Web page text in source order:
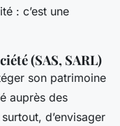
: c’est une
(SAS, SARL)
son patrimoine
auprès des
d’envisager